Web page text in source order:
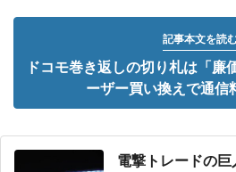
記事本文を読
ドコモ巻き返しの切り札は「
ーザー買い換えで通信
電撃トレードの